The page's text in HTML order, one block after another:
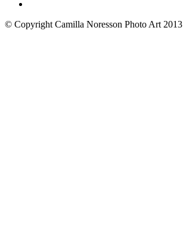
© Copyright Camilla Noresson Photo Art 2013